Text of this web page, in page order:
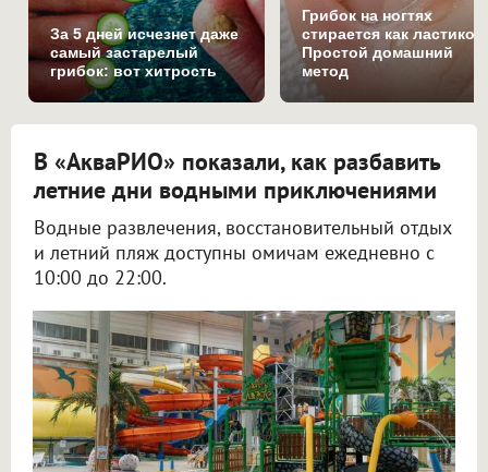
За 5 дней исчезнет даже
самый застарелый
грибок: вот хитрость
Грибок на ногтях
стирается как
Простой домашний
метод
В «АкваРИО» показали, как разбавить
летние дни водными приключениями
Водные развлечения, восстановительный отдых
и летний пляж доступны омичам ежедневно с
10:00 до 22:00.